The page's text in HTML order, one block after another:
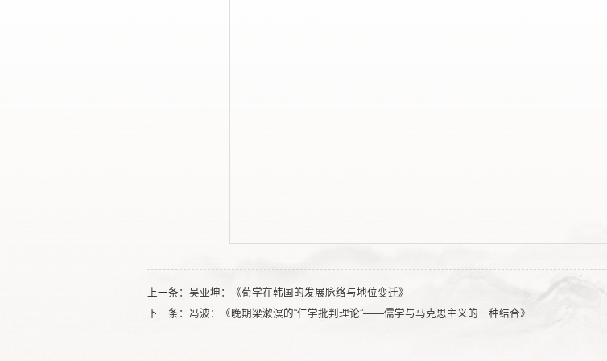
上一条： 吴亚坤：《荀学在韩国的发展脉络与地位变迁》
下一条： 冯波：《晚期梁漱溟的“仁学批判理论”——儒学与马克思主义的一种结合》